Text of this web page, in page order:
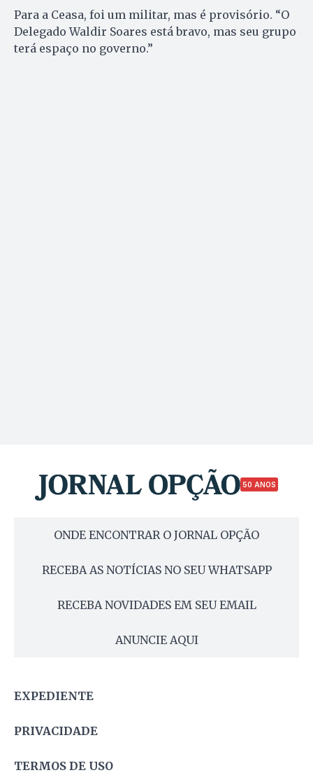
Para a Ceasa, foi um militar, mas é provisório. “O
Delegado Waldir Soares está bravo, mas seu grupo
terá espaço no governo.”
50 ANOS
ONDE ENCONTRAR O JORNAL OPÇÃO
RECEBA AS NOTÍCIAS NO SEU WHATSAPP
RECEBA NOVIDADES EM SEU EMAIL
ANUNCIE AQUI
EXPEDIENTE
PRIVACIDADE
TERMOS DE USO